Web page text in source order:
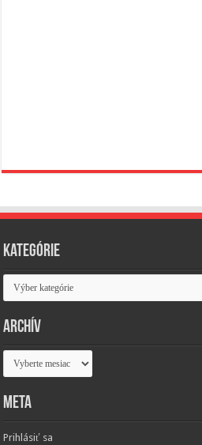
Kategórie
Kategórie
Archív
Archív
Meta
Prihlásiť sa